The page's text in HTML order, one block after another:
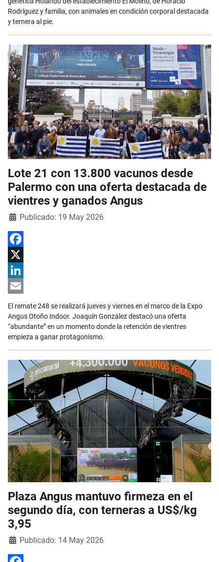
Rodríguez y familia, con animales en condición corporal destacada
y ternera al pie.
Lote 21 con 13.800 vacunos desde
Palermo con una oferta destacada de
vientres y ganados Angus
Detalles
Publicado: 19 May 2026
Facebook
X
LinkedIn
Email
El remate 248 se realizará jueves y viernes en el marco de la Expo
Angus Otoño Indoor. Joaquín González destacó una oferta
“abundante” en un momento donde la retención de vientres
empieza a ganar protagonismo.
Plaza Angus mantuvo firmeza en el
segundo día, con terneras a US$/kg
3,95
Detalles
Publicado: 14 May 2026